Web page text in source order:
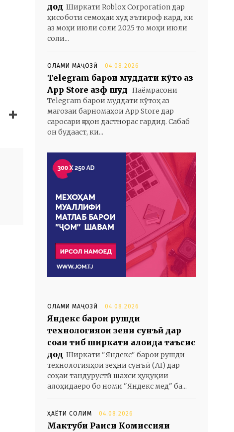
дод Ширкати Roblox Corporation дар
ҳисоботи семоҳаи худ эътироф кард, ки
аз моҳи июли соли 2025 то моҳи июли
соли...
ОЛАМИ МАҶОЗӢ 04.08.2026
Telegram барои муддати кӯтоҳ аз
App Store ҳазф шуд Паёмрасони
Telegram барои муддати кӯтоҳ аз
мағозаи барномаҳои App Store дар
саросари ҷаҳон дастнорас гардид. Сабаб
он будааст, ки...
ОЛАМИ МАҶОЗӢ 04.08.2026
Яндекс барои рушди
технологияҳои зеҳни сунъӣ дар
соҳаи тиб ширкати алоҳида таъсис
дод Ширкати "Яндекс" барои рушди
технологияҳои зеҳни сунъӣ (AI) дар
соҳаи тандурустӣ шахси ҳуқуқии
алоҳидаеро бо номи "Яндекс мед" ба...
ҲАЁТИ СОЛИМ 04.08.2026
Мактуби Раиси Комиссияи